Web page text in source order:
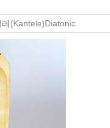
(Kantele)Diatonic